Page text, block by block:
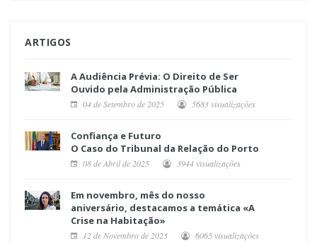
ARTIGOS
A Audiência Prévia: O Direito de Ser
Ouvido pela Administração Pública
04 de Setembro de 2025 5683 visualizações
Confiança e Futuro
O Caso do Tribunal da Relação do Porto
08 de Abril de 2025 3944 visualizações
Em novembro, mês do nosso
aniversário, destacamos a temática «A
Crise na Habitação»
12 de Novembro de 2023 6065 visualizações